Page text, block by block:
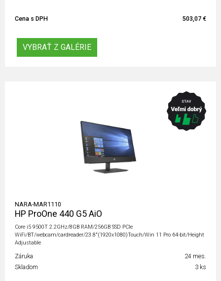
Cena s DPH 503,07 €
VYBRAŤ Z GALÉRIE
NARA-MAR1110
HP ProOne 440 G5 AiO
Core i5 9500T 2.2GHz/8GB RAM/256GB SSD PCIe
WiFi/BT/webcam/cardreader/23.8"(1920x1080)Touch/Win 11 Pro 64-bit/Height
Adjustable
Záruka
24 mes.
Skladom
3 ks